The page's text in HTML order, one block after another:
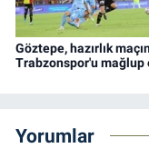
Göztepe, hazırlık
Trabzonspor'u mağlup
Yorumlar